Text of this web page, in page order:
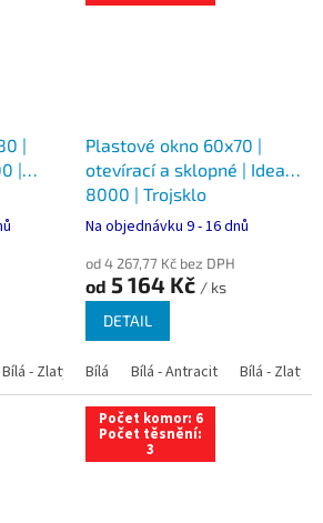
|
|
Bílá - Zlatý dub Bílá - Tmavý dub Bílá -
Plastové okno 60x70 |
otevírací a sklopné | Ideal
8000 | Trojsklo
Na objednávku 9 - 16 dnů
od 4 267,77 Kč bez DPH
od 5 164 Kč / ks
DETAIL
Bílá Bílá - Antracit Bílá - Zlatý
Počet komor: 6
Počet těsnění:
3